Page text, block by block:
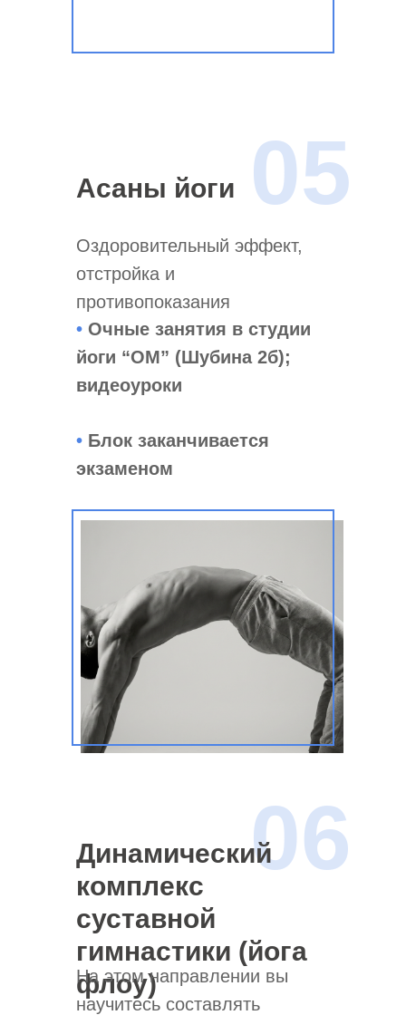
Асаны йоги
Оздоровительный эффект,
отстройка и
противопоказания
• Очные занятия в студии
йоги “ОМ” (Шубина 2б);
видеоуроки
• Блок заканчивается
экзаменом
05
06
Динамический
комплекс
суставной
гимнастики (йога
флоу)
На этом направлении вы
научитесь составлять